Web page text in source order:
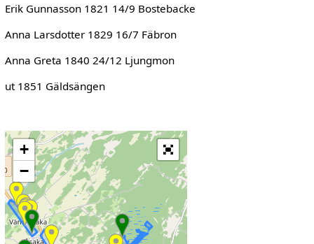
Erik Gunnasson 1821 14/9 Bostebacke
Anna Larsdotter 1829 16/7 Fäbron
Anna Greta 1840 24/12 Ljungmon
ut 1851 Gäldsängen
+
−